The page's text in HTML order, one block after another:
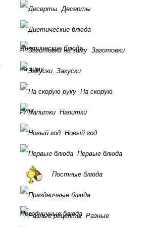
Десерты
Диетические блюда Заготовки
на зиму Закуски
На скорую
руку Напитки
Новый год
Первые блюда
Постные блюда
Праздничные блюда Разные